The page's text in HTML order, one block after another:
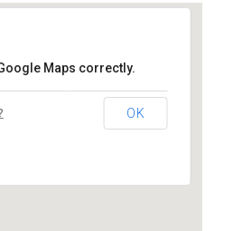
33 - Turku
Maps correctly.
OK